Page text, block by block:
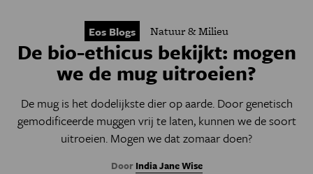
Eos Blogs Natuur & Milieu
De bio-ethicus bekijkt: mogen
we de mug uitroeien?
De mug is het dodelijkste dier op aarde. Door genetisch
gemodificeerde muggen vrij te laten, kunnen we de soort
uitroeien. Mogen we dat zomaar doen?
Door India Jane Wise